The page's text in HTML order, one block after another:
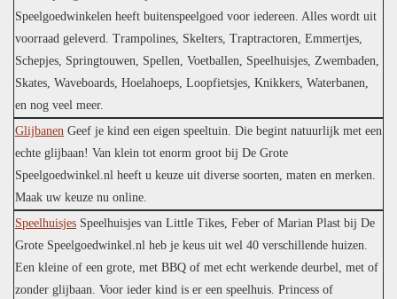
Speelgoedwinkelen heeft buitenspeelgoed voor iedereen. Alles wordt uit
voorraad geleverd. Trampolines, Skelters, Traptractoren, Emmertjes,
Schepjes, Springtouwen, Spellen, Voetballen, Speelhuisjes, Zwembaden,
Skates, Waveboards, Hoelahoeps, Loopfietsjes, Knikkers, Waterbanen,
en nog veel meer.
Glijbanen Geef je kind een eigen speeltuin. Die begint natuurlijk met een
echte glijbaan! Van klein tot enorm groot bij De Grote
Speelgoedwinkel.nl heeft u keuze uit diverse soorten, maten en merken.
Maak uw keuze nu online.
Speelhuisjes Speelhuisjes van Little Tikes, Feber of Marian Plast bij De
Grote Speelgoedwinkel.nl heb je keus uit wel 40 verschillende huizen.
Een kleine of een grote, met BBQ of met echt werkende deurbel, met of
zonder glijbaan. Voor ieder kind is er een speelhuis. Princess of